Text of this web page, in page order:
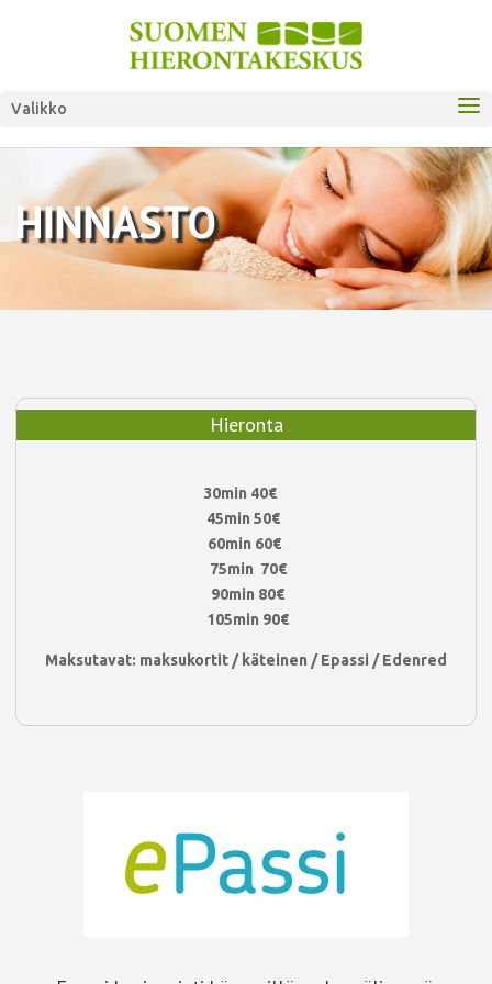
Valikko
HINNASTO
Hieronta
30min 40€
45min 50€
60min 60€
75min 70€
90min 80€
105min 90€
Maksutavat: maksukortit / käteinen / Epassi / Edenred